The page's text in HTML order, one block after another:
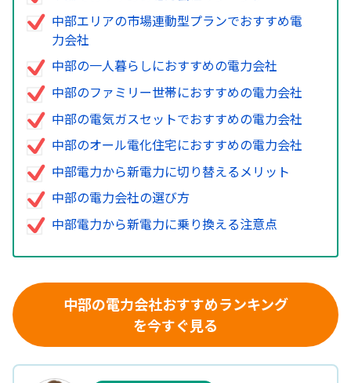
中部エリアの市場連動型プランでおすすめ電
力会社
中部の一人暮らしにおすすめの電力会社
中部のファミリー世帯におすすめの電力会社
中部の電気ガスセットでおすすめの電力会社
中部のオール電化住宅におすすめの電力会社
中部電力から新電力に切り替えるメリット
中部の電力会社の選び方
中部電力から新電力に乗り換える注意点
中部の電力会社おすすめランキング
を今すぐ見る